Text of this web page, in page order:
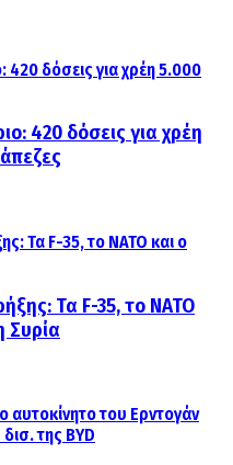
420 δόσεις για χρέη
Τα F-35, το ΝΑΤΟ
Συρία